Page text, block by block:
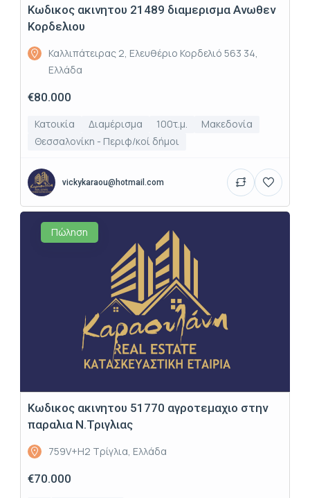
Κωδικος ακινητου 21489 διαμερισμα Ανωθεν
Κορδελιου
Καλλιπάτειρας 2, Ελευθέριο Κορδελιό 563 34,
Ελλάδα
€80.000
Κατοικία Διαμέρισμα 100τ.μ.
Μακεδονία
Θεσσαλονίκη - Περιφ/κοί δήμοι
vickykaraou@hotmail.com
Πώληση
Κωδικος ακινητου 51770 αγροτεμαχιο στην
παραλια Ν.Τριγλιας
759V+H2 Τρίγλια, Ελλάδα
€70.000